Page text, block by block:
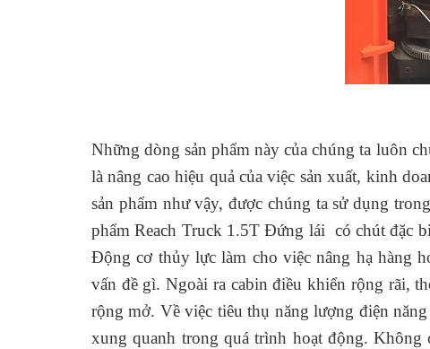
Những dòng sản phẩm này của chúng ta luôn
là nâng cao hiệu quả của việc sản xuất, kinh
sản phẩm như vậy, được chúng ta sử dụng
phẩm Reach Truck 1.5T Đứng lái có chút đặc
Động cơ thủy lực làm cho việc nâng hạ hàng
vấn đề gì. Ngoài ra cabin điều khiển rộng rãi,
rộng mở. Về việc tiêu thụ năng lượng điện
xung quanh trong quá trình hoạt động.